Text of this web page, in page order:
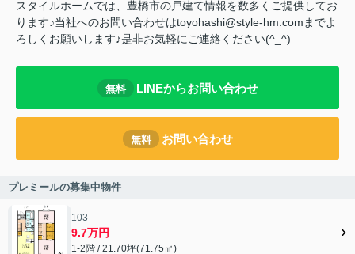
スタイルホームでは、豊橋市の戸建て情報を数多くご提供してお
ります♪当社へのお問い合わせはtoyohashi@style-hm.comまでよ
ろしくお願いします♪是非お気軽にご連絡ください(^_^)
無料 LINEからお問い合わせ
無料 お問い合わせ
プレミールの募集中物件
103
9.7万円
1-2階 / 21.70坪(71.75㎡)